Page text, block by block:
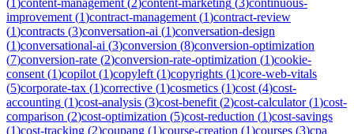
improvement (1)contract-management (1)contract-review
(1)contracts (3)conversation-ai (1)conversation-design
(1)conversational-ai (3)conversion (8)conversion-optimization
(7)conversion-rate (2)conversion-rate-optimization (1)cookie-
consent (1)copilot (1)copyleft (1)copyrights (1)core-web-vitals
(5)corporate-tax (1)corrective (1)cosmetics (1)cost (4)cost-
accounting (1)cost-analysis (3)cost-benefit (2)cost-calculator(1)cost-
comparison (2)cost-optimization (5)cost-reduction (1)cost-savings
(1)cost-tracking (2)coupang (1)course-creation (1)courses (3)cpa